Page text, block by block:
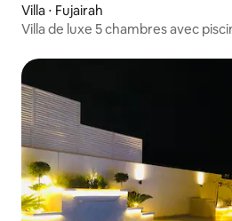
Villa ⋅ Fujairah
Villa de luxe 5 chambres avec